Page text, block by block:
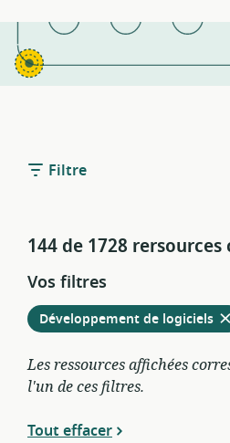
Filtre
144 de 1728
Vos filtres
Retirer
Développement de logicielsà
Les ressources affichées
l'un de ces filtres.
Tout effacer